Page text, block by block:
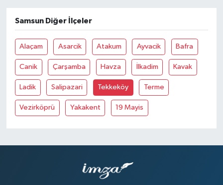
Samsun Diğer İlçeler
Alaçam Asarcik Atakum Ayvacik Bafra
Canik Çarşamba Havza İlkadim Kavak
Ladik Salipazari Tekkeköy Terme
Vezirköprü Yakakent 19 Mayis